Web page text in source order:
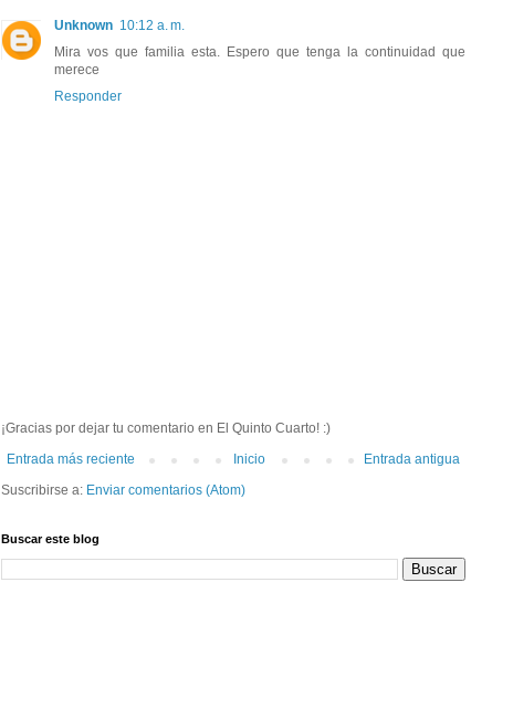
Unknown 10:12 a. m.
Mira vos que familia esta. Espero que tenga la continuidad que
merece
Responder
¡Gracias por dejar tu comentario en El Quinto Cuarto! :)
Entrada más reciente
Entrada antigua
Inicio
Suscribirse a: Enviar comentarios (Atom)
Buscar este blog